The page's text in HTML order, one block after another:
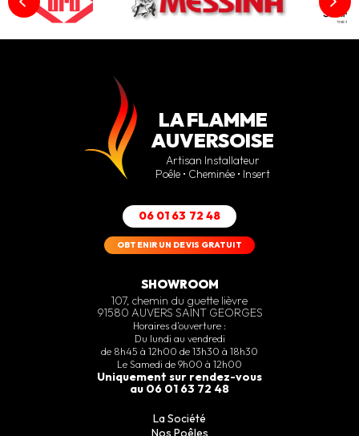
LA FLAMME
AUVERSOISE
Artisan Installateur
Poêle • Cheminée • Insert
SHOWROOM
107, chemin du guette lièvre
91580 AUVERS SAINT GEORGES
Horaires d’ouverture :
Du lundi au vendredi
de 8h45 à 12h00 de 13h30 à 18h30
Le Samedi de 9h00 à 12h00
Uniquement sur rendez-vous
au 06 01 63 72 48
La Société
Nos Poêles
06 01 63 72 48
OBTENIR UN DEVIS GRATUIT